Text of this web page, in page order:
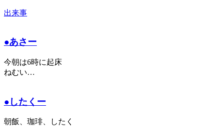
出来事
●あさー
今朝は6時に起床
ねむい…
●したくー
朝飯、珈琲、したく